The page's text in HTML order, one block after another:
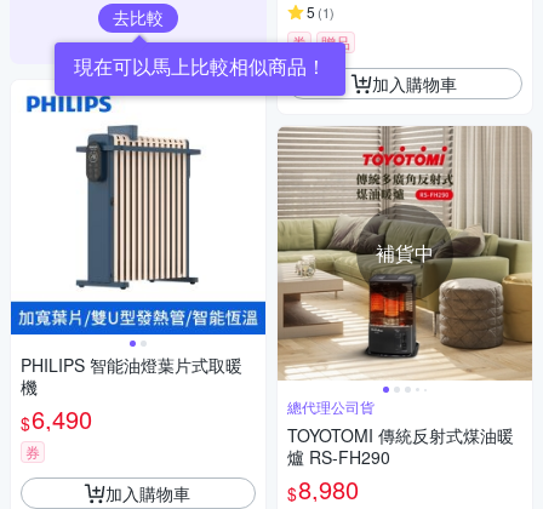
去比較
現在可以馬上比較相似商品！
PHILIPS 智能油燈葉片式取暖
機
$6,490
券
加入購物車
5 (1)
券 贈品
加入購物車
補貨中
總代理公司貨
TOYOTOMI 傳統反射式煤油暖
爐 RS-FH290
$8,980